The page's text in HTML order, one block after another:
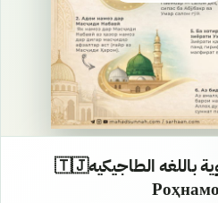
دليل زيارة المدينة النبوية باللغه الطاجيكيه🇹🇯